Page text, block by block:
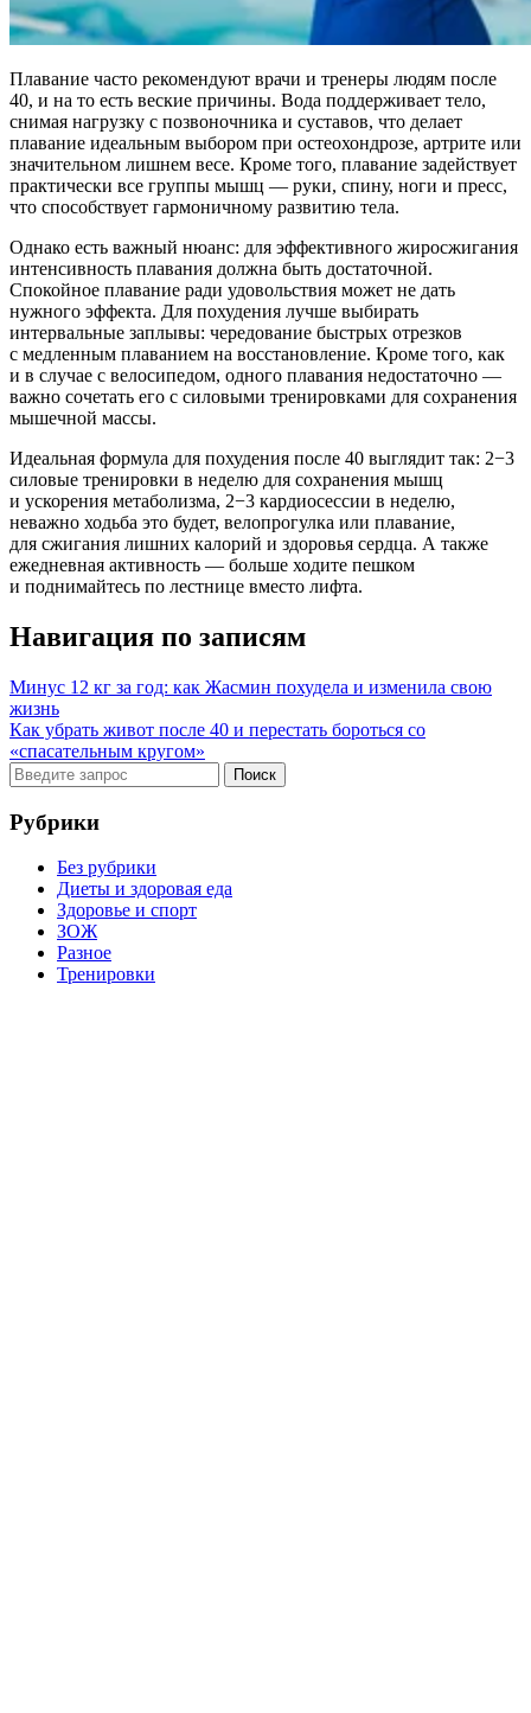
Плавание часто рекомендуют врачи и тренеры людям после
40, и на то есть веские причины. Вода поддерживает тело,
снимая нагрузку с позвоночника и суставов, что делает
плавание идеальным выбором при остеохондрозе, артрите или
значительном лишнем весе. Кроме того, плавание задействует
практически все группы мышц — руки, спину, ноги и пресс,
что способствует гармоничному развитию тела.
Однако есть важный нюанс: для эффективного жиросжигания
интенсивность плавания должна быть достаточной.
Спокойное плавание ради удовольствия может не дать
нужного эффекта. Для похудения лучше выбирать
интервальные заплывы: чередование быстрых отрезков
с медленным плаванием на восстановление. Кроме того, как
и в случае с велосипедом, одного плавания недостаточно —
важно сочетать его с силовыми тренировками для сохранения
мышечной массы.
Идеальная формула для похудения после 40 выглядит так: 2−3
силовые тренировки в неделю для сохранения мышц
и ускорения метаболизма, 2−3 кардиосессии в неделю,
неважно ходьба это будет, велопрогулка или плавание,
для сжигания лишних калорий и здоровья сердца. А также
ежедневная активность — больше ходите пешком
и поднимайтесь по лестнице вместо лифта.
Навигация по записям
Минус 12 кг за год: как Жасмин похудела и изменила свою
жизнь
Как убрать живот после 40 и перестать бороться со
«спасательным кругом»
Рубрики
Без рубрики
Диеты и здоровая еда
Здоровье и спорт
ЗОЖ
Разное
Тренировки